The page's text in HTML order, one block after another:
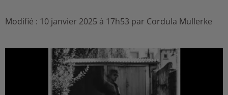
Modifié : 10 janvier 2025 à 17h53 par Cordula Mullerke